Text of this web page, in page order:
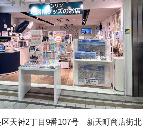
区天神2丁目9番107号 新天町商店街北